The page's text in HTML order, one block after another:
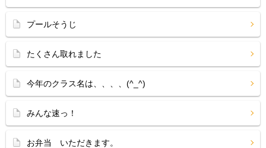
プールそうじ
たくさん取れました
今年のクラス名は、、、、(^_^)
みんな速っ！
お弁当 いただきます。